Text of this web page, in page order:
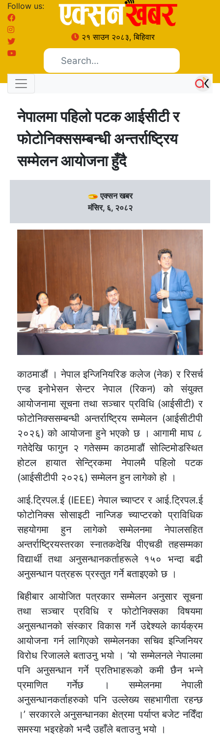
Follow us:
२१ साउन २०८३, बिहिवार
नेपालमा पहिलो पटक आईसीटी र
फोटोनिक्ससम्बन्धी अन्तर्राष्ट्रिय
सम्मेलन आयोजना हुँदै
एक्सन खबर
मंसिर, ६, २०८२
काठमाडौं । नेपाल इन्जिनियरिङ कलेज (नेक) र रिसर्च
एन्ड इनोभेसन सेन्टर नेपाल (रिकन) को संयुक्त
आयोजनामा सूचना तथा सञ्चार प्रविधि (आईसीटी) र
फोटोनिक्ससम्बन्धी अन्तर्राष्ट्रिय सम्मेलन (आईसीटीपी
२०२६) को आयोजना हुने भएको छ । आगामी माघ ८
गतेदेखि फागुन २ गतेसम्म काठमाडौं सोल्टिमोडस्थित
होटल हायात सेन्ट्रिकमा नेपालमै पहिलो पटक
(आईसीटीपी २०२६) सम्मेलन हुन लागेको हो ।
आई.ट्रिपल.ई (IEEE) नेपाल च्याप्टर र आई.ट्रिपल.ई
फोटोनिक्स सोसाइटी नान्जिङ च्याप्टरको प्राविधिक
सहयोगमा हुन लागेको सम्मेलनमा नेपालसहित
अन्तर्राष्ट्रियस्तरका स्नातकदेखि पीएचडी तहसम्मका
विद्यार्थी तथा अनुसन्धानकर्ताहरूले १५० भन्दा बढी
अनुसन्धान पत्रहरू प्रस्तुत गर्ने बताइएको छ ।
बिहीबार आयोजित पत्रकार सम्मेलन अनुसार सूचना
तथा सञ्चार प्रविधि र फोटोनिक्सका विषयमा
अनुसन्धानको संस्कार विकास गर्ने उद्देश्यले कार्यक्रम
आयोजना गर्न लागिएको सम्मेलनका सचिव इन्जिनियर
विरोध रिजालले बताउनु भयो । ‘यो सम्मेलनले नेपालमा
पनि अनुसन्धान गर्ने प्रतिभाहरूको कमी छैन भन्ने
प्रमाणित गर्नेछ । सम्मेलनमा नेपाली
अनुसन्धानकर्ताहरुको पनि उल्लेख्य सहभागीता रहन्छ
।’ सरकारले अनुसन्धानका क्षेत्रमा पर्याप्त बजेट नदिँदा
समस्या भइरहेको भन्दै उहाँले बताउनु भयो ।